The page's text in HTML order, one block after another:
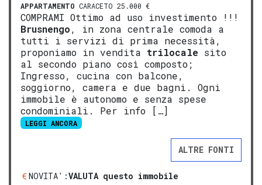
APPARTAMENTO CARACETO 25.000 €
COMPRAMI Ottimo ad uso investimento !!!
Brusnengo, in zona centrale comoda a
tutti i servizi di prima necessità,
proponiamo in vendita trilocale sito
al secondo piano così composto;
Ingresso, cucina con balcone,
soggiorno, camera e due bagni. Ogni
immobile è autonomo e senza spese
condominiali. Per info […]
LEGGI ANCORA
ALTRE FONTI
NOVITA':VALUTA questo immobile